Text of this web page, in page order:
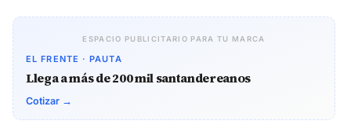
ESPACIO PUBLICITARIO PARA TU MARCA
EL FRENTE · PAUTA
Llega a más de 200 mil santandereanos
Cotizar →